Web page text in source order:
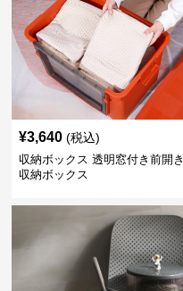
¥3,640 (税込)
収納ボックス 透明窓付き前開き
収納ボックス